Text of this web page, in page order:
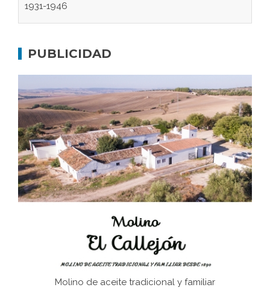
1931-1946
concentración nazis
Bornos
El Frente Popular. Ubrique, febrero-julio 1936
Juntar las letras. La alfabetización en el campo: del
afán de saber a la autogestión
Historia y vivencias del poblado de Los Hurones
PUBLICIDAD
Molino de aceite tradicional y familiar